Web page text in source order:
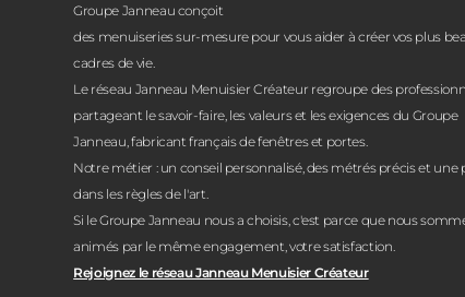
Groupe Janneau conçoit
des menuiseries sur-mesure pour vous aider à créer vos plus
cadres de vie.
Le réseau Janneau Menuisier Créateur regroupe des
partageant le savoir-faire, les valeurs et les exigences du Groupe
Janneau, fabricant français de fenêtres et portes.
Notre métier : un conseil personnalisé, des métrés précis et une
dans les règles de l'art.
Si le Groupe Janneau nous a choisis, c'est parce que nous
animés par le même engagement, votre satisfaction.
Rejoignez le réseau Janneau Menuisier Créateur